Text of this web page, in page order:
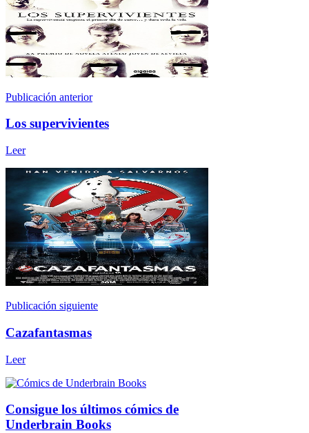
Publicación anterior
Los supervivientes
Leer
Publicación siguiente
Cazafantasmas
Leer
Consigue los últimos cómics de
Underbrain Books